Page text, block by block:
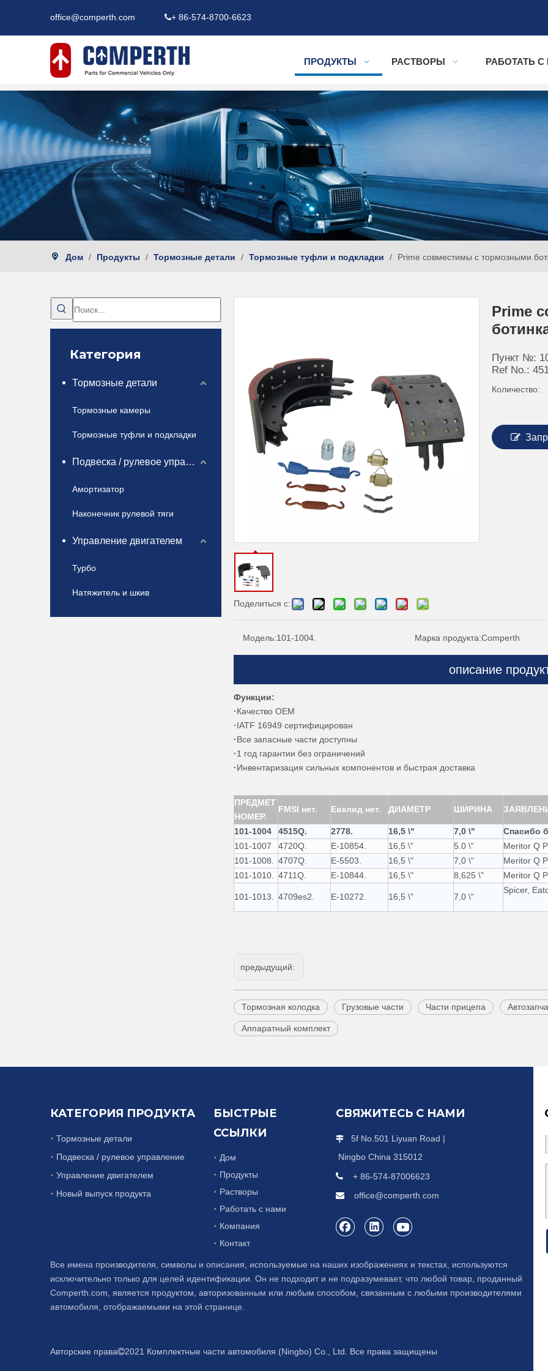
office@comperth.com + 86-574-8700-6623
ПРОДУКТЫ РАСТВОРЫ РАБОТАТЬ
Дом / Продукты / Тормозные детали / Тормозные туфли и подкладки / Prime совместимы с тормозными
Категория
Тормозные детали
Тормозные камеры
Тормозные туфли и подкладки
Подвеска / рулевое управление
Амортизатор
Наконечник рулевой тяги
Управление двигателем
Турбо
Натяжитель и шкив
Поделиться с:
Prime
Пункт №:
Ref No.:
Количество:
Модель:101-1004. Марка продукта:Comperth
описание
Функции:
·Качество OEM
·IATF 16949 сертифицирован
·Все запасные части доступны
·1 год гарантии без ограничений
·Инвентаризация сильных компонентов и быстрая доставка
ПРЕДМЕТ
НОМЕР.
FMSI нет. Евклид нет. ДИАМЕТР ШИРИНА
101-1004 4515Q. 2778. 16,5 \" 7,0 \"
Спасибо
101-1007
4720Q. E-10854. 16,5 \" 5.0 \"
Meritor Q
101-1008.
4707Q. E-5503. 16,5 \" 7,0 \"
Meritor Q
101-1010.
4711Q. E-10844. 16,5 \" 8,625 \" Meritor Q
101-1013. 4709es2. E-10272. 16,5 \" 7,0 \"
Spicer,
предыдущий:
Тормозная колодка Грузовые части Части прицепа
Аппаратный комплект
КАТЕГОРИЯ ПРОДУКТА
Тормозные детали
Подвеска / рулевое управление
Управление двигателем
Новый выпуск продукта
БЫСТРЫЕ
ССЫЛКИ
Дом
Продукты
Растворы
Работать с нами
Компания
Контакт
СВЯЖИТЕСЬ С НАМИ
 5f No.501 Liyuan Road |
Ningbo China 315012
 + 86-574-87006623
 office@comperth.com
Все имена производителя, символы и описания, используемые на наших изображениях и текстах, используются
исключительно только для целей идентификации. Он не подходит и не подразумевает, что любой товар, проданный
Comperth.com, является продуктом, авторизованным или любым способом, связанным с любыми производителями
автомобиля, отображаемыми на этой странице.
Авторские права2021 Комплектные части автомобиля (Ningbo) Co., Ltd. Все права защищены